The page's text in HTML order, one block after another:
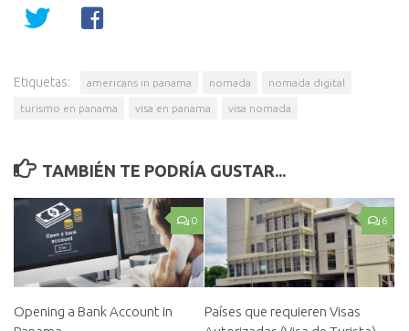
Etiquetas: americans in panama nomada nomada digital
turismo en panama visa en panama visa nomada
TAMBIÉN TE PODRÍA GUSTAR...
0
Opening a Bank Account in
6
Países que requieren Visas